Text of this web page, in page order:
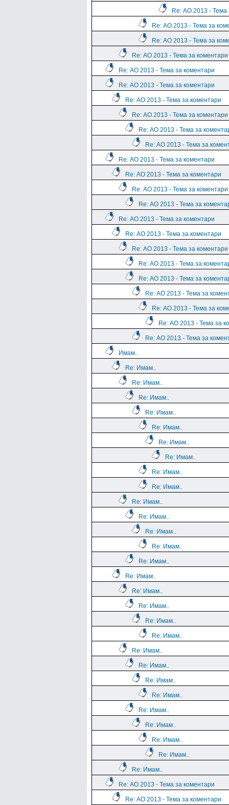
Re: АО 2013 - Тема
Re: АО 2013 - Тема за
Re: АО 2013 - Тема за
Re: АО 2013 - Тема за коментари
Re: АО 2013 - Тема за коментари
Re: АО 2013 - Тема за коментари
Re: АО 2013 - Тема за коментари
Re: АО 2013 - Тема за коментари
Re: АО 2013 - Тема за
Re: АО 2013 - Тема за
Re: АО 2013 - Тема за коментари
Re: АО 2013 - Тема за коментари
Re: АО 2013 - Тема за коментари
Re: АО 2013 - Тема за
Re: АО 2013 - Тема за коментари
Re: АО 2013 - Тема за коментари
Re: АО 2013 - Тема за коментари
Re: АО 2013 - Тема за
Re: АО 2013 - Тема за
Re: АО 2013 - Тема за
Re: АО 2013 - Тема за
Re: АО 2013 - Тема за
Re: АО 2013 - Тема за
Имам..
Re: Имам..
Re: Имам..
Re: Имам..
Re: Имам..
Re: Имам..
Re: Имам..
Re: Имам..
Re: Имам..
Re: Имам..
Re: Имам..
Re: Имам..
Re: Имам..
Re: Имам..
Re: Имам..
Re: Имам..
Re: Имам..
Re: Имам..
Re: Имам..
Re: Имам..
Re: Имам..
Re: Имам..
Re: Имам..
Re: Имам..
Re: Имам..
Re: Имам..
Re: Имам..
Re: Имам..
Re: Имам..
Re: АО 2013 - Тема за коментари
Re: АО 2013 - Тема за коментари